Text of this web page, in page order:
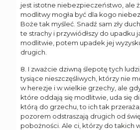
jest istotne niebezpieczeństwo, ale
modlitwy mogła być dla kogo
Boże tak myśleć. Snadź sam zły
te strachy i przywiódłszy do upadku
modlitwie, potem upadek jej
drugich.
8. I zważcie dziwną ślepotę tych
tysiące nieszczęśliwych, którzy nie
w herezje i w wielkie grzechy, ale
które oddają się modlitwie, uda się
którą do grzechu, to ich tak
pozorem odstraszają drugich od
pobożności. Ale ci, którzy do takich